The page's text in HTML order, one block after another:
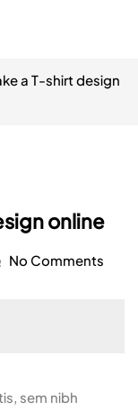
a T-shirt design
online
No Comments
sem nibh